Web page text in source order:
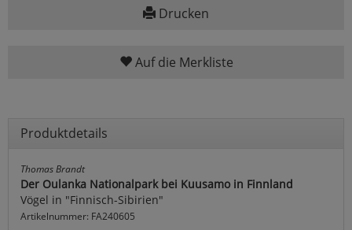
Drucken
Auf die Merkliste
Produktdetails
Thomas Brandt
Der Oulanka Nationalpark bei Kuusamo in Finnland
Vögel in "Finnisch-Sibirien"
Artikelnummer: FA240605